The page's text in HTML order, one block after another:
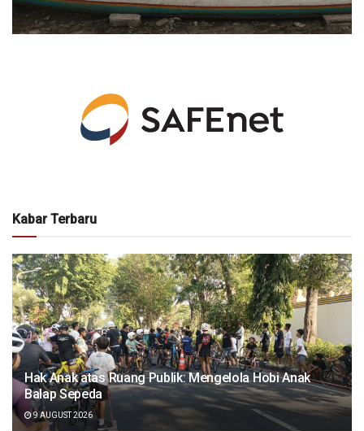
Kabar Terbaru
Hak Anak atas Ruang Publik: Mengelola Hobi Anak
Balap Sepeda
9 AUGUST 2026